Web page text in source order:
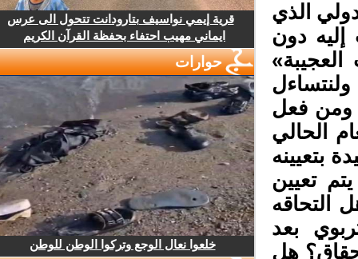
الذي
دون
ومن فعل
الحالي
بتعيينه
تعيين
التحاقه
بعد
هل
قرية إيمي نواسيف بتارودانت تتحول الى عرس
ايماني مهيب احتفاء بحفظة القرآن الكريم
حوارات
خلعوا نعال الوجع وتركوا الوطن للوطن